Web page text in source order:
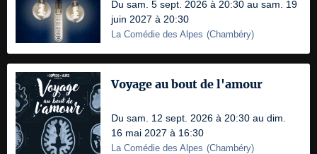
Du sam. 5 sept. 2026 à 20:30 au sam. 19
juin 2027 à 20:30
La Comédie des Alpes (Chambéry)
Voyage au bout de l'amour
Du sam. 12 sept. 2026 à 20:30 au dim.
16 mai 2027 à 16:30
La Comédie des Alpes (Chambéry)